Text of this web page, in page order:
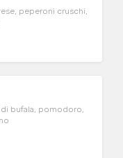
peperoni cruschi,
bufala, pomodoro,